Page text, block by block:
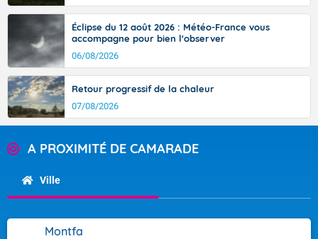
Éclipse du 12 août 2026 : Météo-France vous
accompagne pour bien l'observer
06/08/2026
Retour progressif de la chaleur
07/08/2026
A PROXIMITÉ DE CAMARADE
Ville
Montfa